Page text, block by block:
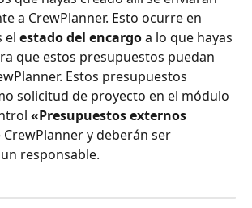
a CrewPlanner. Esto ocurre en
el estado del encargo a lo que hayas
que estos presupuestos puedan
Estos presupuestos
solicitud de proyecto en el módulo
«Presupuestos externos
CrewPlanner y deberán ser
responsable.